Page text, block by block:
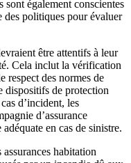
sont également conscientes
des politiques pour évaluer
être attentifs à leur
Cela inclut la vérification
respect des normes de
dispositifs de protection
d’incident, les
d’assurance
en cas de sinistre.
habitation